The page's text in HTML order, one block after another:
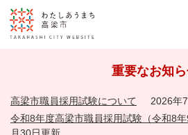
重要なお知
高梁市職員採用試験について
2026年
令和8年度高梁市職員採用試験（令和8年